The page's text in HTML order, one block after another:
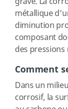
métallique
diminution
composant
des pressions
Comment
Dans un
corrosif, la